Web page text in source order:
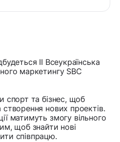
II Всеукраїнська
маркетингу SBC
спорт та бізнес, щоб
створення нових проектів.
матимуть змогу вільного
щоб знайти нові
співпрацю.